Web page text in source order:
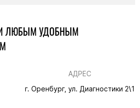
ЛЮБЫМ УДОБНЫМ
АДРЕС
г. Оренбург, ул. Диагностики 2\1